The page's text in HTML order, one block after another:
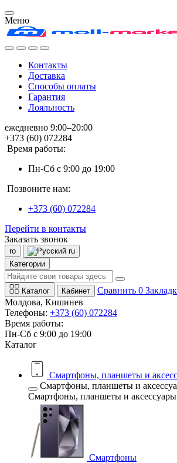
Меню
Контакты
Доставка
Способы оплаты
Гарантия
Лояльность
ежедневно 9:00–20:00
+373 (60) 072284
Время работы:
Пн-Сб с 9:00 до 19:00
Позвоните нам:
+373 (60) 072284
Перейти в контакты
Заказать звонок
ro
ru
Категории
Каталог Кабинет Сравнить 0
Молдова, Кишинев
Телефоны: +373 (60) 072284
Время работы:
Пн-Сб с 9:00 до 19:00
Каталог
Смартфоны, планшеты и
Смартфоны, планшеты и
Смартфоны, планшеты и аксессуары
Смартфоны